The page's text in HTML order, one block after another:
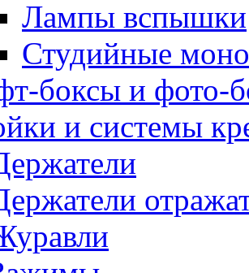
Лампы вспышки
Студийные
боксы и фото-
и системы